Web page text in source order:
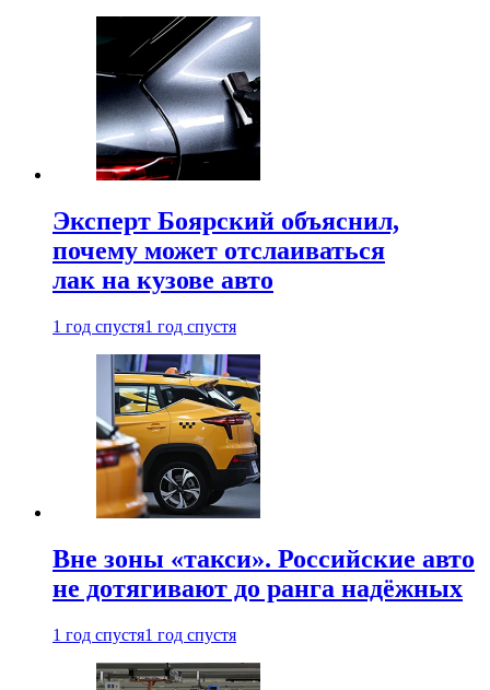
Эксперт Боярский объяснил,
почему может отслаиваться
лак на кузове авто
1 год спустя1 год спустя
Вне зоны «такси». Российские авто
не дотягивают до ранга надёжных
1 год спустя1 год спустя